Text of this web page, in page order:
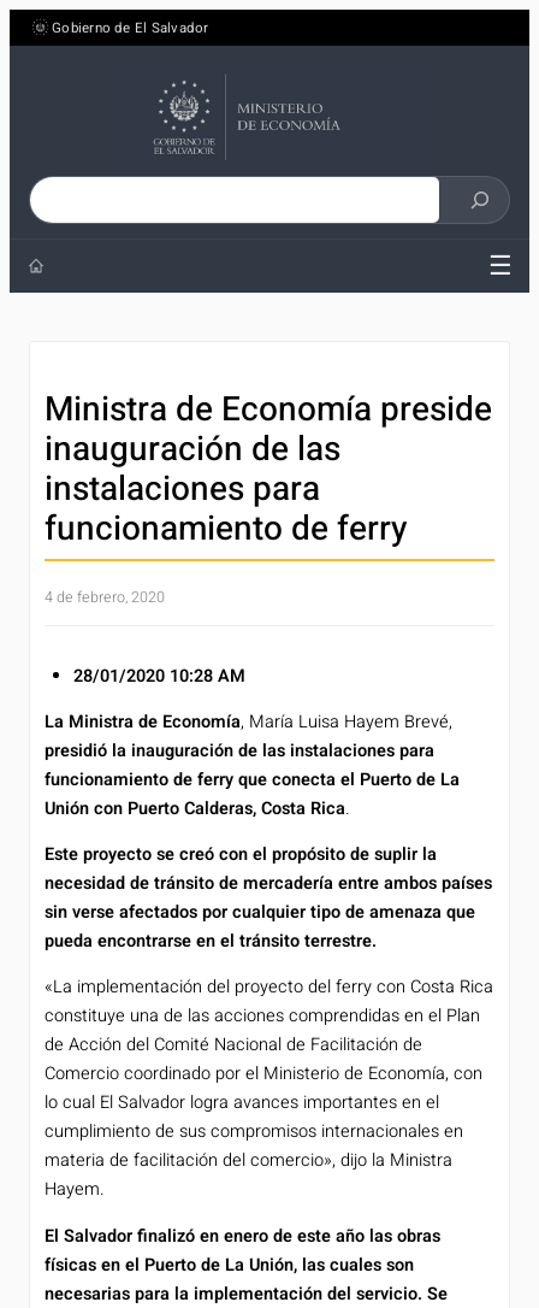
Saltar
al
Gobierno de El Salvador
Buscar
el
sitio
☰
Ministra de Economía preside
inauguración de las
instalaciones para
funcionamiento de ferry
4 de febrero, 2020
28/01/2020 10:28 AM
La Ministra de Economía, María Luisa Hayem Brevé,
presidió la inauguración de las instalaciones para
funcionamiento de ferry que conecta el Puerto de La
Unión con Puerto Calderas, Costa Rica.
Este proyecto se creó con el propósito de suplir la
necesidad de tránsito de mercadería entre ambos países
sin verse afectados por cualquier tipo de amenaza que
pueda encontrarse en el tránsito terrestre.
«La implementación del proyecto del ferry con Costa Rica
constituye una de las acciones comprendidas en el Plan
de Acción del Comité Nacional de Facilitación de
Comercio coordinado por el Ministerio de Economía, con
lo cual El Salvador logra avances importantes en el
cumplimiento de sus compromisos internacionales en
materia de facilitación del comercio», dijo la Ministra
Hayem.
El Salvador finalizó en enero de este año las obras
físicas en el Puerto de La Unión, las cuales son
necesarias para la implementación del servicio. Se